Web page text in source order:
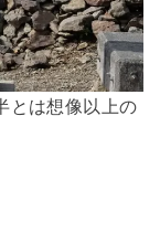
とは想像以上の